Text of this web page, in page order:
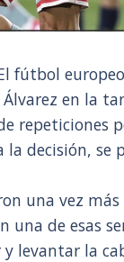
fútbol
en la
repeticiones
la decisión, se
una vez
una de esas
levantar la